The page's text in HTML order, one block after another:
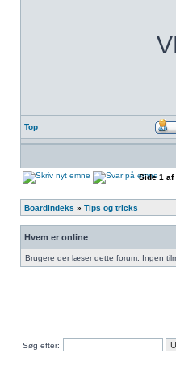
Top
Side1 af
Boardindeks » Tips og tricks
Hvem er online
Brugere der læser dette forum: Ingen
Søg efter: